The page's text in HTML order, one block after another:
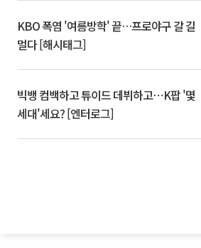
KBO 폭염 '여름방학' 끝…프로야구 갈 길
멀다 [해시태그]
빅뱅 컴백하고 튜이드 데뷔하고⋯K팝 '몇
세대'세요? [엔터로그]